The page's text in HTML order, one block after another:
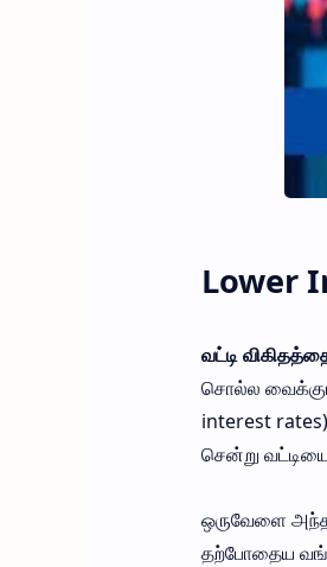
Lower
வட்டி
சொல்ல வைக்கும்
interest rates)
சென்று
ஒருவேளை அந்த
தற்போதைய